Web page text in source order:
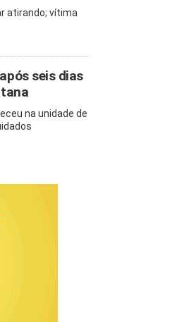
atirando; vítima
seis dias
na unidade de